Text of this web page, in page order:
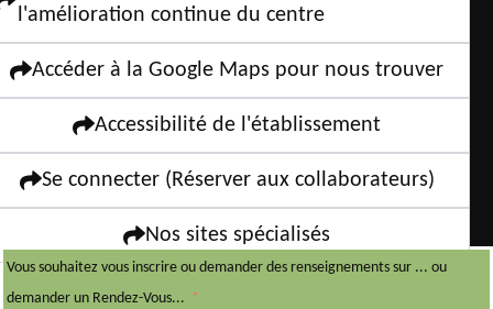
l'amélioration continue du centre
Accéder à la Google Maps pour nous trouver
Accessibilité de l'établissement
Se connecter (Réserver aux collaborateurs)
Nos sites spécialisés
Vous souhaitez vous inscrire ou demander des renseignements sur ... ou
demander un Rendez-Vous...